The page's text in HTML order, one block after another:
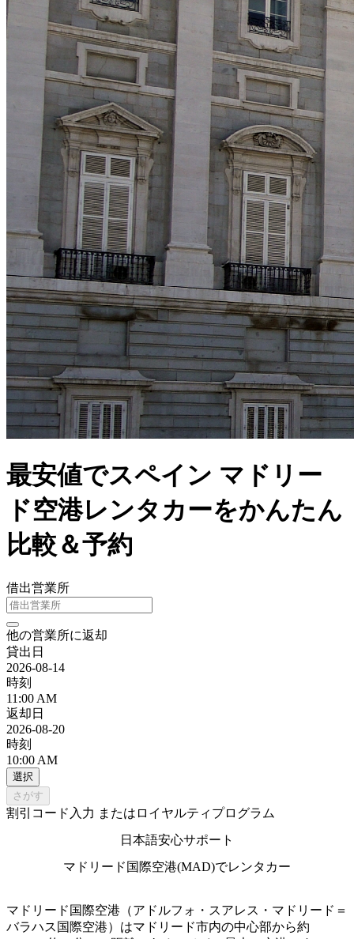
最安値でスペイン マドリー
ド空港レンタカーをかんたん
比較＆予約
借出営業所
他の営業所に返却
貸出日
2026-08-14
時刻
11:00 AM
返却日
2026-08-20
時刻
10:00 AM
選択
さがす
割引コード入力 またはロイヤルティプログラム
日本語安心サポート
マドリード国際空港(MAD)でレンタカー
マドリード国際空港（アドルフォ・スアレス・マドリード＝
バラハス国際空港）はマドリード市内の中心部から約